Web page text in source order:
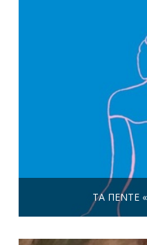
ΤΑ ΠΈΝΤΕ